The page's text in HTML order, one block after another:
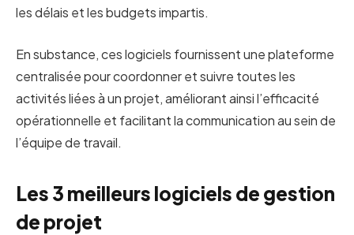
les délais et les budgets impartis.
En substance, ces logiciels fournissent une plateforme
centralisée pour coordonner et suivre toutes les
activités liées à un projet, améliorant ainsi l’efficacité
opérationnelle et facilitant la communication au sein de
l’équipe de travail.
Les 3 meilleurs logiciels de gestion
de projet